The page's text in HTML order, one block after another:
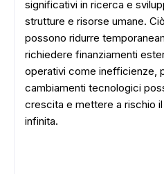
significativi in ricerca e
strutture e risorse umane.
possono ridurre
richiedere finanziamenti
operativi come inefficienze,
cambiamenti tecnologici
crescita e mettere a rischio
infinita.